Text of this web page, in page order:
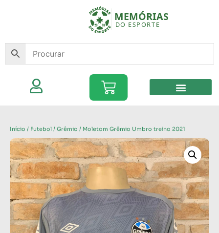
Início / Futebol / Grêmio / Moletom Grêmio Umbro treino 2021